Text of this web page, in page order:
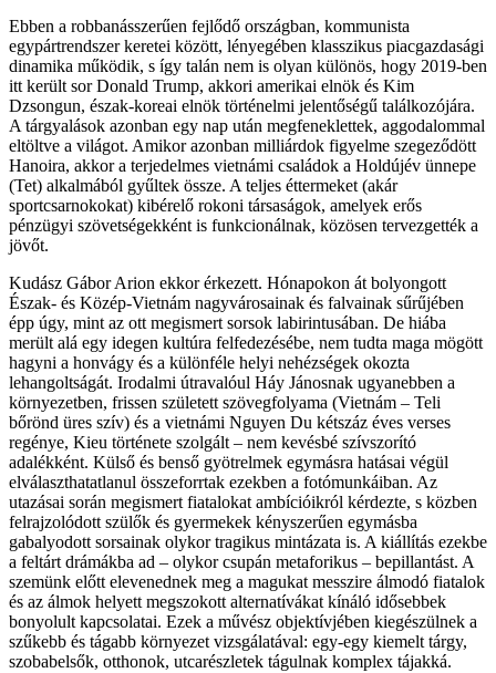
Ebben a robbanásszerűen fejlődő országban, kommunista
egypártrendszer keretei között, lényegében klasszikus piacgazdasági
dinamika működik, s így talán nem is olyan különös, hogy 2019-ben
itt került sor Donald Trump, akkori amerikai elnök és Kim
Dzsongun, észak-koreai elnök történelmi jelentőségű találkozójára.
A tárgyalások azonban egy nap után megfeneklettek, aggodalommal
eltöltve a világot. Amikor azonban milliárdok figyelme szegeződött
Hanoira, akkor a terjedelmes vietnámi családok a Holdújév ünnepe
(Tet) alkalmából gyűltek össze. A teljes éttermeket (akár
sportcsarnokokat) kibérelő rokoni társaságok, amelyek erős
pénzügyi szövetségekként is funkcionálnak, közösen tervezgették a
jövőt.
Kudász Gábor Arion ekkor érkezett. Hónapokon át bolyongott
Észak- és Közép-Vietnám nagyvárosainak és falvainak sűrűjében
épp úgy, mint az ott megismert sorsok labirintusában. De hiába
merült alá egy idegen kultúra felfedezésébe, nem tudta maga mögött
hagyni a honvágy és a különféle helyi nehézségek okozta
lehangoltságát. Irodalmi útravalóul Háy Jánosnak ugyanebben a
környezetben, frissen született szövegfolyama (Vietnám – Teli
bőrönd üres szív) és a vietnámi Nguyen Du kétszáz éves verses
regénye, Kieu története szolgált – nem kevésbé szívszorító
adalékként. Külső és benső gyötrelmek egymásra hatásai végül
elválaszthatatlanul összeforrtak ezekben a fotómunkáiban. Az
utazásai során megismert fiatalokat ambícióikról kérdezte, s közben
felrajzolódott szülők és gyermekek kényszerűen egymásba
gabalyodott sorsainak olykor tragikus mintázata is. A kiállítás ezekbe
a feltárt drámákba ad – olykor csupán metaforikus – bepillantást. A
szemünk előtt elevenednek meg a magukat messzire álmodó fiatalok
és az álmok helyett megszokott alternatívákat kínáló idősebbek
bonyolult kapcsolatai. Ezek a művész objektívjében kiegészülnek a
szűkebb és tágabb környezet vizsgálatával: egy-egy kiemelt tárgy,
szobabelsők, otthonok, utcarészletek tágulnak komplex tájakká.